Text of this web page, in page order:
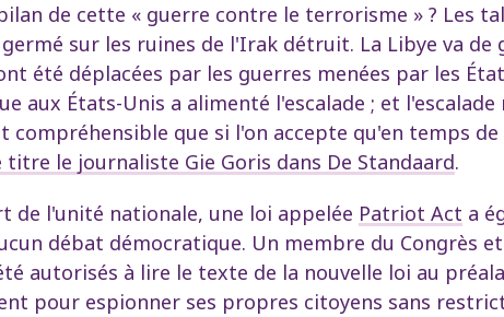
de cette « guerre contre le terrorisme » ? Les
sur les ruines de l'Irak détruit. La Libye va
été déplacées par les guerres menées par les
aux États-Unis a alimenté l'escalade ; et
compréhensible que si l'on accepte qu'en temps
le journaliste Gie Goris dans De Standaard.
de l'unité nationale, une loi appelée Patriot Act a
débat démocratique. Un membre du Congrès
autorisés à lire le texte de la nouvelle loi au
pour espionner ses propres citoyens sans